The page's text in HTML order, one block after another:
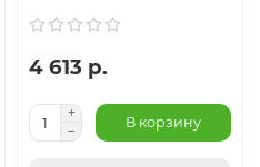
4 613 р.
В корзину